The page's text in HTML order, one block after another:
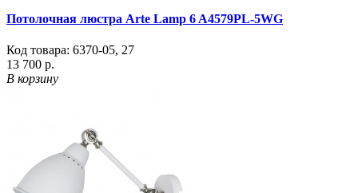
Потолочная люстра Arte Lamp 6 A4579PL-5WG
Код товара: 6370-05, 27
13 700 р.
В корзину